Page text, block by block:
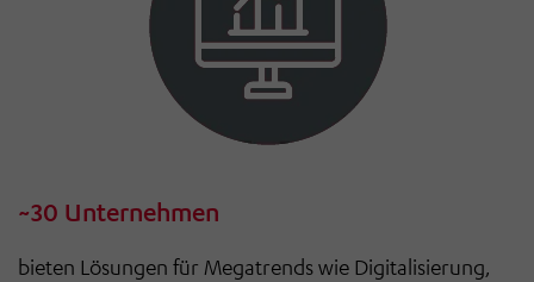
~30 Unternehmen
bieten Lösungen für Megatrends wie Digitalisierung,